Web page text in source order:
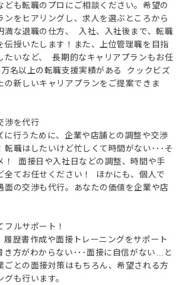
ども転職のプロにご相談ください。希望の
ンをヒアリングし、求人を選ぶところから
満な退職の仕方、 入社、入社後まで、転職
伝授いたします！また、上位管理職を目指
たいなど、 長期的なキャリアプランもお任
名以上の転職支援実績がある クックビズ
の新しいキャリアプランをご提案できま
渉を代行
に行うために、企業や店舗との調整や交渉
転職はしたいけど忙しくて時間がない･･･そ
！ 面接日や入社日などの調整、時間や手
全てお任せください！ ほかにも、個人で
面の交渉も代行。あなたの価値を企業や店
ルサポート！
履歴書作成や面接トレーニングをサポート
き方がわからない･･･面接に自信がない…と
ごとの面接対策はもちろん、希望される方
も行います。